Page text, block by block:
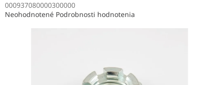
000937080000300000
Priemerné
Neohodnotené Podrobnosti hodnotenia